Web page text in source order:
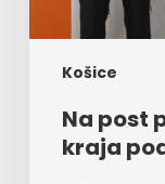
Košice
Na post
kraja